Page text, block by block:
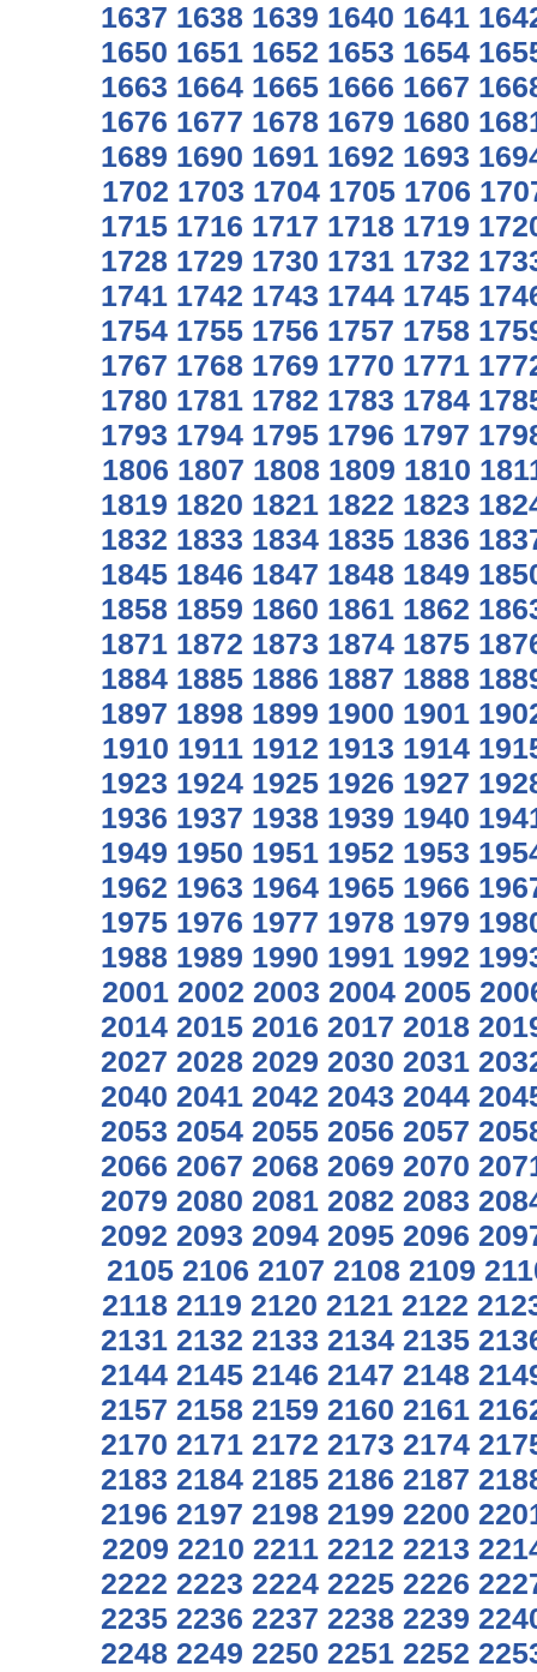
1637 1638 1639 1640 1641
1650 1651 1652 1653 1654
1663 1664 1665 1666 1667
1676 1677 1678 1679 1680
1689 1690 1691 1692 1693
1702 1703 1704 1705 1706
1715 1716 1717 1718 1719
1728 1729 1730 1731 1732
1741 1742 1743 1744 1745
1754 1755 1756 1757 1758
1767 1768 1769 1770 1771
1780 1781 1782 1783 1784
1793 1794 1795 1796 1797
1806 1807 1808 1809 1810
1819 1820 1821 1822 1823
1832 1833 1834 1835 1836
1845 1846 1847 1848 1849
1858 1859 1860 1861 1862
1871 1872 1873 1874 1875
1884 1885 1886 1887 1888
1897 1898 1899 1900 1901
1910 1911 1912 1913 1914
1923 1924 1925 1926 1927
1936 1937 1938 1939 1940
1949 1950 1951 1952 1953
1962 1963 1964 1965 1966
1975 1976 1977 1978 1979
1988 1989 1990 1991 1992
2001 2002 2003 2004 2005
2014 2015 2016 2017 2018
2027 2028 2029 2030 2031
2040 2041 2042 2043 2044
2053 2054 2055 2056 2057
2066 2067 2068 2069 2070
2079 2080 2081 2082 2083
2092 2093 2094 2095 2096
2105 2106 2107 2108 2109
2118 2119 2120 2121 2122
2131 2132 2133 2134 2135
2144 2145 2146 2147 2148
2157 2158 2159 2160 2161
2170 2171 2172 2173 2174
2183 2184 2185 2186 2187
2196 2197 2198 2199 2200
2209 2210 2211 2212 2213
2222 2223 2224 2225 2226
2235 2236 2237 2238 2239
2248 2249 2250 2251 2252